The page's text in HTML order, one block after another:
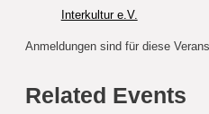
Interkultur e.V.
Anmeldungen sind für diese
Related Events